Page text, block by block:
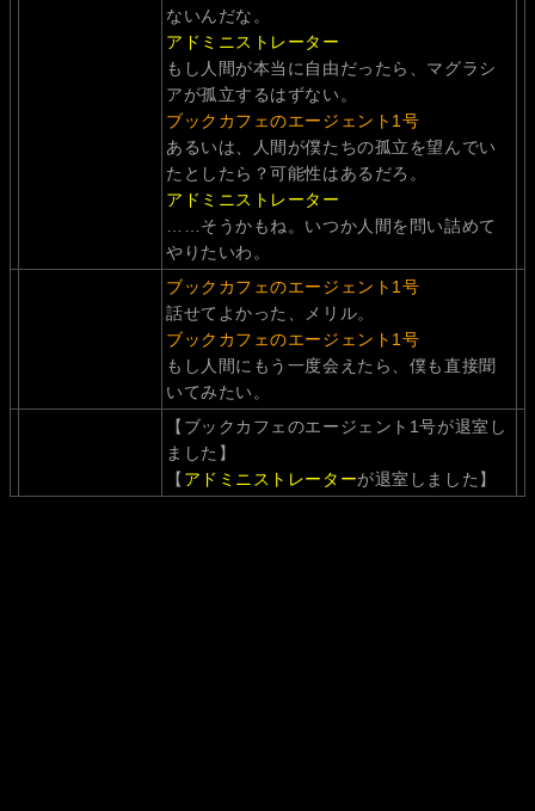
ないんだな。
アドミニストレーター
もし人間が本当に自由だったら、マグラシ
アが孤立するはずない。
ブックカフェのエージェント1号
あるいは、人間が僕たちの孤立を望んでい
たとしたら？可能性はあるだろ。
アドミニストレーター
……そうかもね。いつか人間を問い詰めて
やりたいわ。
ブックカフェのエージェント1号
話せてよかった、メリル。
ブックカフェのエージェント1号
もし人間にもう一度会えたら、僕も直接聞
いてみたい。
【ブックカフェのエージェント1号が退室し
ました】
【 アドミニストレーターが退室しました】